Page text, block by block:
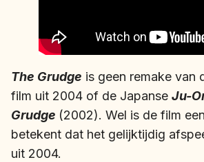
The Grudge is geen remake van
film uit 2004 of de Japanse Ju-
Grudge (2002). Wel is de film
betekent dat het gelijktijdig
uit 2004.